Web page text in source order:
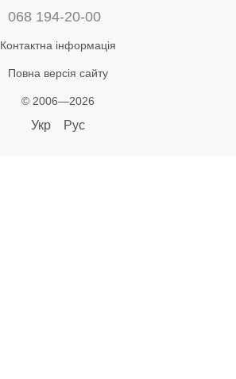
068 194-20-00
Контактна інформація
Повна версія сайту
© 2006—2026
Укр Рус